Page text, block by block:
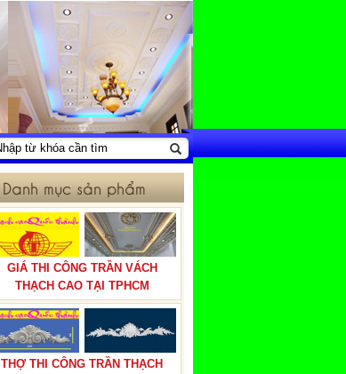
Danh mục sản phẩm
GIÁ THI CÔNG TRẦN VÁCH
THẠCH CAO TẠI TPHCM
THỢ THI CÔNG TRẦN THẠCH